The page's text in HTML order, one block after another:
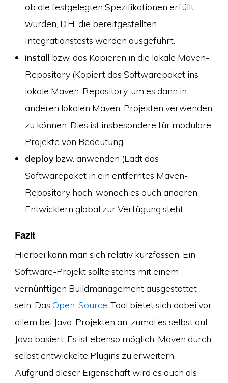
ob die festgelegten Spezifikationen erfüllt
wurden, D.H. die bereitgestellten
Integrationstests werden ausgeführt.
install bzw. das Kopieren in die lokale Maven-
Repository (Kopiert das Softwarepaket ins
lokale Maven-Repository, um es dann in
anderen lokalen Maven-Projekten verwenden
zu können. Dies ist insbesondere für modulare
Projekte von Bedeutung.
deploybzw. anwenden (Lädt das
Softwarepaket in ein entferntes Maven-
Repository hoch, wonach es auch anderen
Entwicklern global zur Verfügung steht.
Fazit
Hierbei kann man sich relativ kurzfassen. Ein
Software-Projekt sollte stehts mit einem
vernünftigen Buildmanagement ausgestattet
sein. Das Open-Source-Tool bietet sich dabei vor
allem bei Java-Projekten an, zumal es selbst auf
Java basiert. Es ist ebenso möglich, Maven durch
selbst entwickelte Plugins zu erweitern.
Aufgrund dieser Eigenschaft wird es auch als